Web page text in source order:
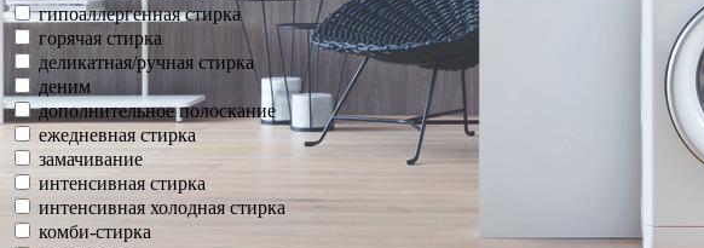
гипоаллергенная стирка
горячая стирка
деликатная/ручная стирка
деним
дополнительное полоскание
ежедневная стирка
замачивание
интенсивная стирка
интенсивная холодная стирка
комби-стирка